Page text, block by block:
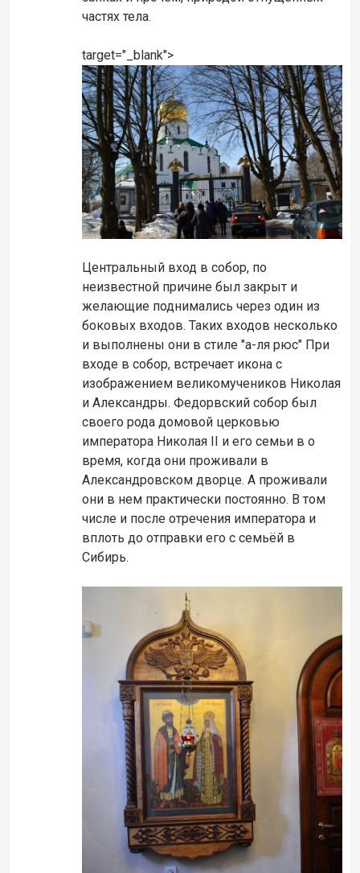
частях тела.
target="_blank">
Центральный вход в собор, по
неизвестной причине был закрыт и
желающие поднимались через один из
боковых входов. Таких входов несколько
и выполнены они в стиле "а-ля рюс" При
входе в собор, встречает икона с
изображением великомучеников Николая
и Александры. Федорвский собор был
своего рода домовой церковью
императора Николая II и его семьи в о
время, когда они проживали в
Александровском дворце. А проживали
они в нем практически постоянно. В том
числе и после отречения императора и
вплоть до отправки его с семьёй в
Сибирь.